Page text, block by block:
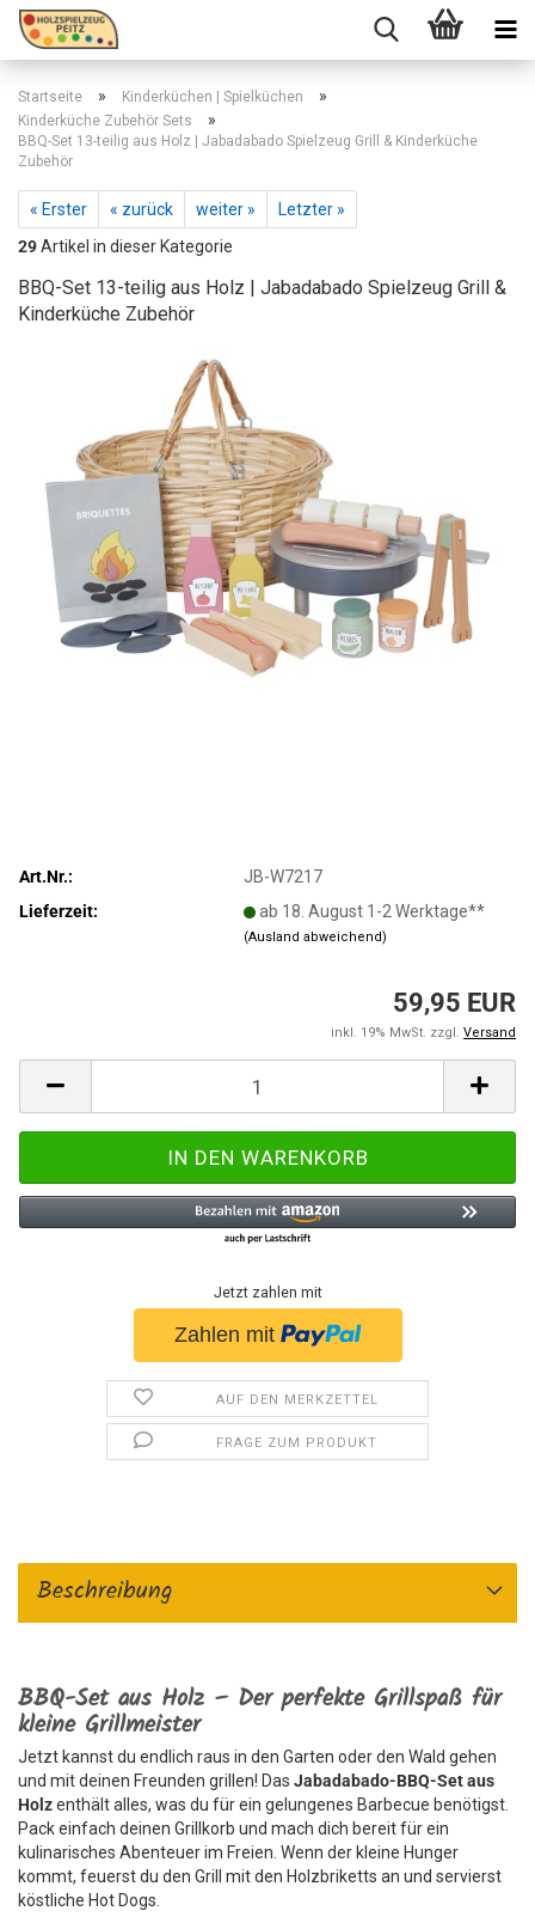
Startseite » Kinderküchen | Spielküchen »
Kinderküche Zubehör Sets »
BBQ-Set 13-teilig aus Holz | Jabadabado Spielzeug Grill & Kinderküche
Zubehör
« Erster « zurück weiter »
Letzter »
29Artikel in dieser Kategorie
BBQ-Set 13-teilig aus Holz | Jabadabado Spielzeug Grill &
Kinderküche Zubehör
Art.Nr.:
JB-W7217
Lieferzeit:
ab 18. August 1-2 Werktage**
(Ausland abweichend)
59,95 EUR
inkl. 19% MwSt. zzgl. Versand
Jetzt zahlen mit
AUF DEN MERKZETTEL
FRAGE ZUM PRODUKT
Beschreibung
BBQ-Set aus Holz – Der perfekte Grillspaß für
kleine Grillmeister
Jetzt kannst du endlich raus in den Garten oder den Wald gehen
und mit deinen Freunden grillen! Das Jabadabado-BBQ-Set aus
Holzenthält alles, was du für ein gelungenes Barbecue benötigst.
Pack einfach deinen Grillkorb und mach dich bereit für ein
kulinarisches Abenteuer im Freien. Wenn der kleine Hunger
kommt, feuerst du den Grill mit den Holzbriketts an und servierst
köstliche Hot Dogs.